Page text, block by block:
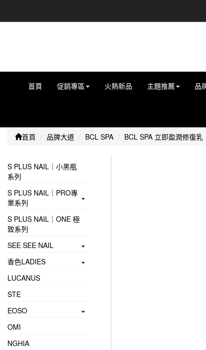
首頁 促銷專區 火熱新品 主題推薦 品
首頁 品牌大道 BCL SPA BCL SPA 立即盈潤修復乳
S PLUS NAIL｜小黑瓶
系列
S PLUS NAIL｜PRO專
業系列
S PLUS NAIL｜ONE 極
致系列
SEE SEE NAIL
香色LADIES
LUCANUS
STE
EOSO
OMI
NGHIA